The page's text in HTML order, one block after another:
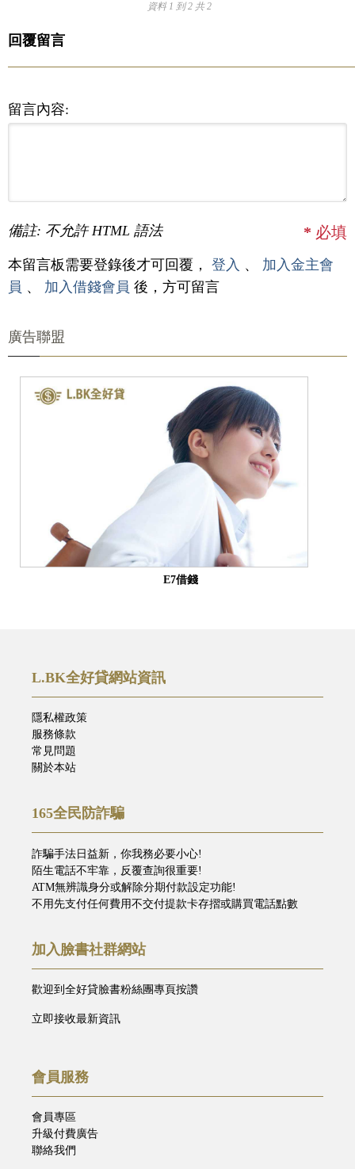
資料 1 到 2 共 2
回覆留言
留言內容:
備註: 不允許 HTML 語法 * 必填
本留言板需要登錄後才可回覆， 登入 、 加入金主會
員 、 加入借錢會員 後，方可留言
廣告聯盟
E7借錢
L.BK全好貸網站資訊
隱私權政策
服務條款
常見問題
關於本站
165全民防詐騙
詐騙手法日益新，你我務必要小心!
陌生電話不牢靠，反覆查詢很重要!
ATM無辨識身分或解除分期付款設定功能!
不用先支付任何費用不交付提款卡存摺或購買電話點數
加入臉書社群網站
歡迎到全好貸臉書粉絲團專頁按讚
立即接收最新資訊
會員服務
會員專區
升級付費廣告
聯絡我們